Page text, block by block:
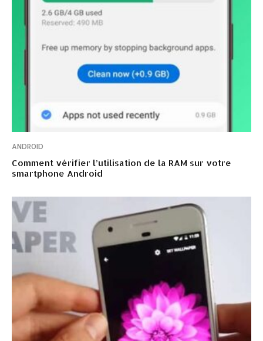
ANDROID
Comment vérifier l’utilisation de la RAM sur votre
smartphone Android